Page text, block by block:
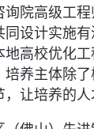
询院高级工
设计实施
高校优化
养主体除
让培养的人